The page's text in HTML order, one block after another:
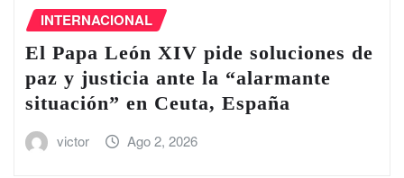
INTERNACIONAL
El Papa León XIV pide soluciones de
paz y justicia ante la “alarmante
situación” en Ceuta, España
victor Ago 2, 2026